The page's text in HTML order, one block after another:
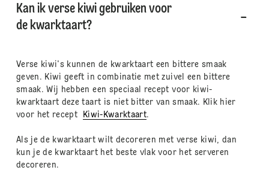
Kan ik verse kiwi gebruiken voor
de kwarktaart?
Verse kiwi's kunnen de kwarktaart een bittere smaak
geven. Kiwi geeft in combinatie met zuivel een bittere
smaak. Wij hebben een speciaal recept voor kiwi-
kwarktaart deze taart is niet bitter van smaak. Klik hier
voor het recept
Kiwi-Kwarktaart.
Als je de kwarktaart wilt decoreren met verse kiwi, dan
kun je de kwarktaart het beste vlak voor het serveren
decoreren.